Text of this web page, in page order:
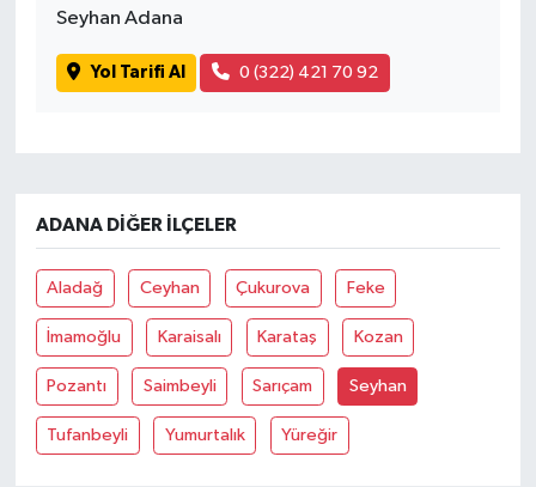
Seyhan Adana
Yol Tarifi Al 0 (322) 421 70 92
ADANA DIĞER İLÇELER
Aladağ Ceyhan Çukurova Feke
İmamoğlu Karaisalı Karataş Kozan
Pozantı Saimbeyli Sarıçam Seyhan
Tufanbeyli Yumurtalık Yüreğir